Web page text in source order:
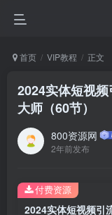
首页 VIP教程 正文
2024实体短视
大师（60节）
800资源网
2年前发布
付费资源